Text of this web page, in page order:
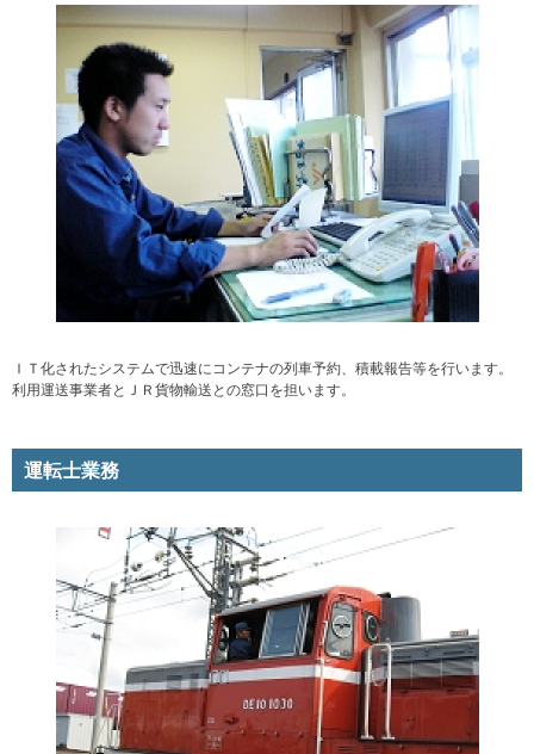
ＩＴ化されたシステムで迅速にコンテナの列車予約、積載報告等を行います。
利用運送事業者とＪＲ貨物輸送との窓口を担います。
運転士業務